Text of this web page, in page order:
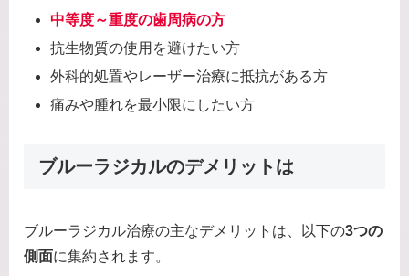
中等度～重度の歯周病の方
抗生物質の使用を避けたい方
外科的処置やレーザー治療に抵抗がある方
痛みや腫れを最小限にしたい方
ブルーラジカルのデメリットは
ブルーラジカル治療の主なデメリットは、以下の3つの
側面に集約されます。